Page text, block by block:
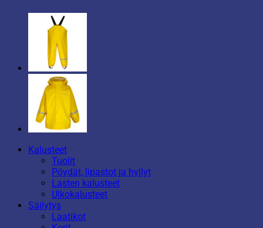
Kalusteet
Tuolit
Pöydät, lipastot ja hyllyt
Lasten kalusteet
Ulkokalusteet
Säilytys
Laatikot